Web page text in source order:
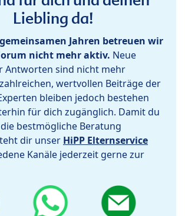
Liebling da!
Jahren betreuen wir
nicht mehr aktiv. Neue
Antworten sind nicht mehr
wertvollen Beiträge der
bleiben jedoch bestehen
für dich zugänglich. Damit du
bestmögliche Beratung
dir unser HiPP Elternservice
Kanäle jederzeit gerne zur